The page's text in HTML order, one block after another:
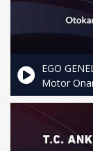
EGO
Motor